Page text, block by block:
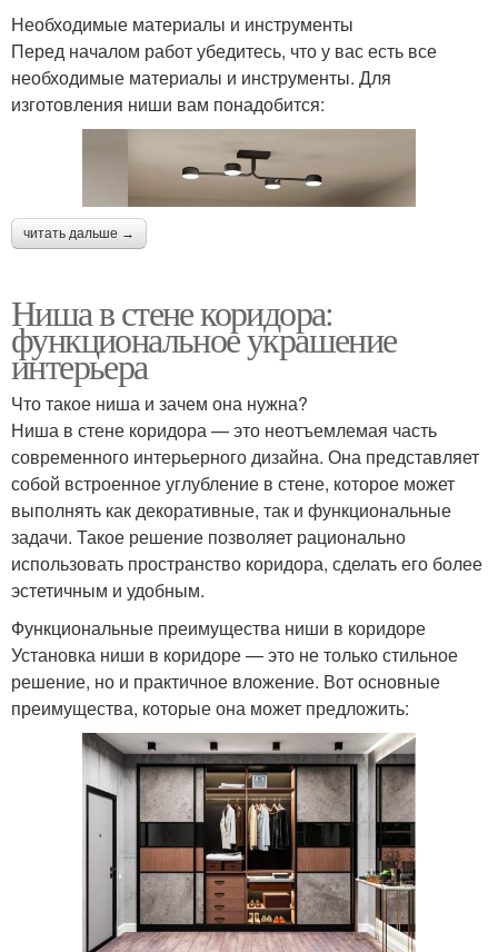
Необходимые материалы и инструменты
Перед началом работ убедитесь, что у вас есть все
необходимые материалы и инструменты. Для
изготовления ниши вам понадобится:
читать дальше →
Ниша в стене коридора:
функциональное украшение
интерьера
Что такое ниша и зачем она нужна?
Ниша в стене коридора — это неотъемлемая часть
современного интерьерного дизайна. Она представляет
собой встроенное углубление в стене, которое может
выполнять как декоративные, так и функциональные
задачи. Такое решение позволяет рационально
использовать пространство коридора, сделать его более
эстетичным и удобным.
Функциональные преимущества ниши в коридоре
Установка ниши в коридоре — это не только стильное
решение, но и практичное вложение. Вот основные
преимущества, которые она может предложить: